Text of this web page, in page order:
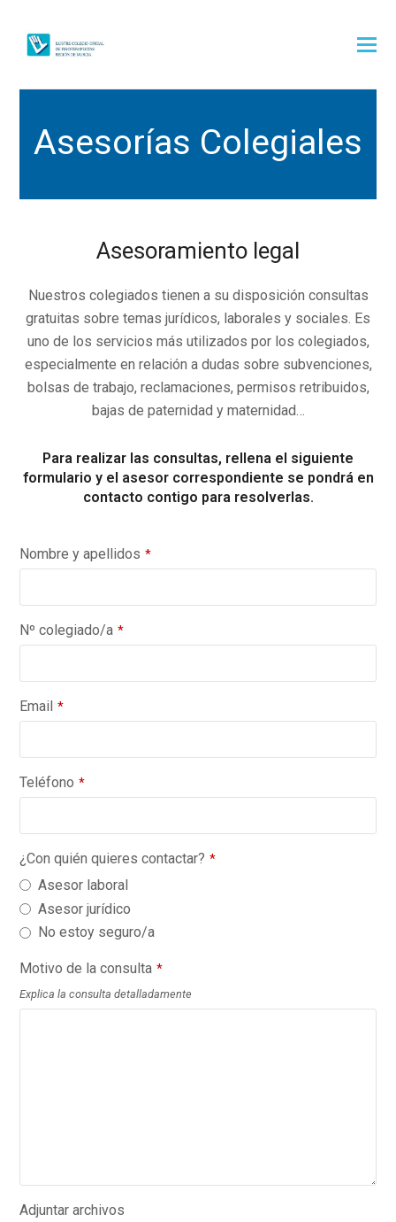
Asesorías Colegiales
Asesoramiento legal
Nuestros colegiados tienen a su disposición consultas
gratuitas sobre temas jurídicos, laborales y sociales. Es
uno de los servicios más utilizados por los colegiados,
especialmente en relación a dudas sobre subvenciones,
bolsas de trabajo, reclamaciones, permisos retribuidos,
bajas de paternidad y maternidad…
Para realizar las consultas, rellena el siguiente
formulario y el asesor correspondiente se pondrá en
contacto contigo para resolverlas.
Nombre y apellidos *
Nº colegiado/a *
Email *
Teléfono *
¿Con quién quieres contactar? *
Asesor laboral
Asesor jurídico
No estoy seguro/a
Motivo de la consulta *
Explica la consulta detalladamente
Adjuntar archivos